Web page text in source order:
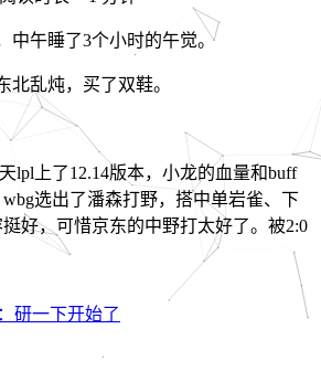
中午睡了3个小时的午觉。
北乱炖，买了双鞋。
lpl上了12.14版本，小龙的血量和buff
选出了潘森打野，搭中单岩雀、下
好，可惜京东的中野打太好了。被2:0
研一下开始了